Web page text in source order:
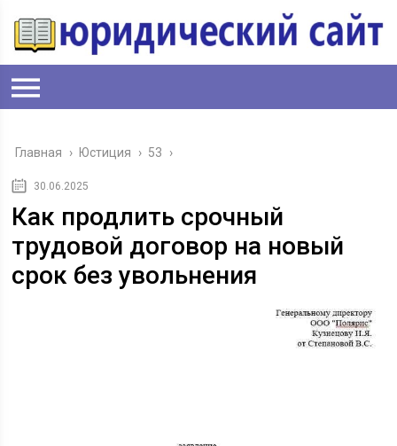
Главная › Юстиция › 53 ›
30.06.2025
Как продлить срочный
трудовой договор на новый
срок без увольнения